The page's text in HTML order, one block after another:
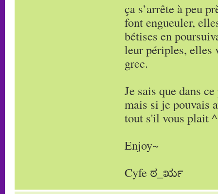
ça s’arrête à peu
font engueuler,
bétises en
leur périples, elles
grec.
Je sais que dans
mais si je pouvais
tout s'il vous plait
Enjoy~
Cyfe ಠ_ರೃ